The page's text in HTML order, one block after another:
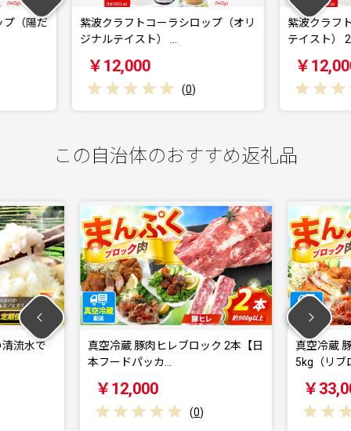
ラシロップ（オリ
紫波クラフトコーラシロップ（黄昏
テイスト） 2本 …
￥12,000
この自治体のおすすめ返礼品
豚肉ヒレブロック 2本【日
真空冷蔵 豚ロースブロック 約